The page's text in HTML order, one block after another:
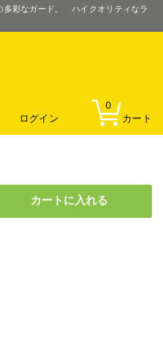
多彩なガード。 ハイクオリティなラ
ログイン カート
0